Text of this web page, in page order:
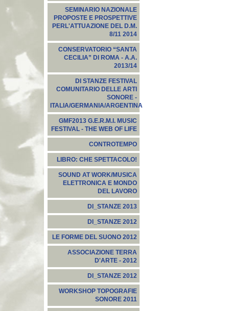
SEMINARIO NAZIONALE
PROPOSTE E PROSPETTIVE
PERL'ATTUAZIONE DEL D.M.
8/11 2014
CONSERVATORIO “SANTA
CECILIA” DI ROMA - A.A.
2013/14
DI STANZE FESTIVAL
COMUNITARIO DELLE ARTI
SONORE -
ITALIA/GERMANIA/ARGENTINA
GMF2013 G.E.R.M.I. MUSIC
FESTIVAL - THE WEB OF LIFE
CONTROTEMPO
LIBRO: CHE SPETTACOLO!
SOUND AT WORK/MUSICA
ELETTRONICA E MONDO
DEL LAVORO
DI_STANZE 2013
DI_STANZE 2012
LE FORME DEL SUONO 2012
ASSOCIAZIONE TERRA
D'ARTE - 2012
DI_STANZE 2012
WORKSHOP TOPOGRAFIE
SONORE 2011